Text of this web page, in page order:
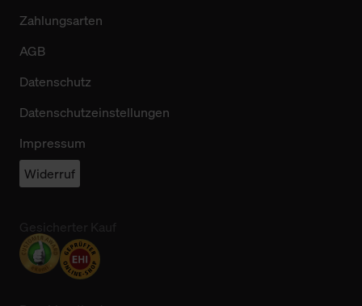
Zahlungsarten
AGB
Datenschutz
Datenschutzeinstellungen
Impressum
Widerruf